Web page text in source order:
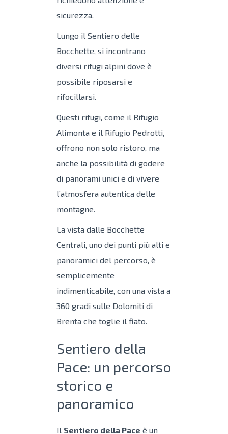
sicurezza.
Lungo il Sentiero delle
Bocchette, si incontrano
diversi rifugi alpini dove è
possibile riposarsi e
rifocillarsi.
Questi rifugi, come il Rifugio
Alimonta e il Rifugio Pedrotti,
offrono non solo ristoro, ma
anche la possibilità di godere
di panorami unici e di vivere
l’atmosfera autentica delle
montagne.
La vista dalle Bocchette
Centrali, uno dei punti più alti e
panoramici del percorso, è
semplicemente
indimenticabile, con una vista a
360 gradi sulle Dolomiti di
Brenta che toglie il fiato.
Sentiero della
Pace: un percorso
storico e
panoramico
Il Sentiero della Pace è un